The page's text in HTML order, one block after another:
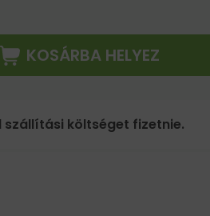
KOSÁRBA HELYEZ
szállítási költséget fizetnie.